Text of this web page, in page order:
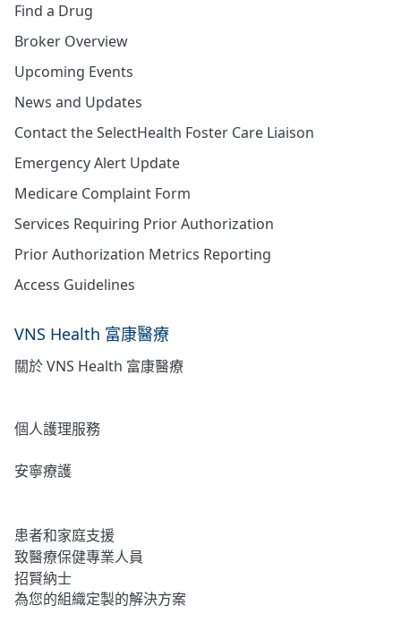
Find a Drug
Broker Overview
Upcoming Events
News and Updates
Contact the SelectHealth Foster Care Liaison
Emergency Alert Update
Medicare Complaint Form
Services Requiring Prior Authorization
Prior Authorization Metrics Reporting
Access Guidelines
VNS Health 富康醫療
關於 VNS Health 富康醫療
個人護理服務
安寧療護
患者和家庭支援
致醫療保健專業人員
招賢納士
為您的組織定製的解決方案